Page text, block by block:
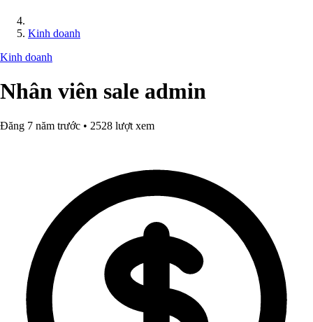
Kinh doanh
Kinh doanh
Nhân viên sale admin
Đăng 7 năm trước • 2528 lượt xem